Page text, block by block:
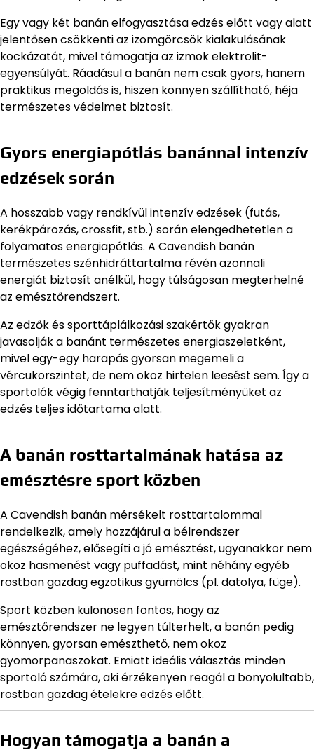
Egy vagy két banán elfogyasztása edzés előtt vagy alatt
jelentősen csökkenti az izomgörcsök kialakulásának
kockázatát, mivel támogatja az izmok elektrolit-
egyensúlyát. Ráadásul a banán nem csak gyors, hanem
praktikus megoldás is, hiszen könnyen szállítható, héja
természetes védelmet biztosít.
Gyors energiapótlás banánnal intenzív
edzések során
A hosszabb vagy rendkívül intenzív edzések (futás,
kerékpározás, crossfit, stb.) során elengedhetetlen a
folyamatos energiapótlás. A Cavendish banán
természetes szénhidráttartalma révén azonnali
energiát biztosít anélkül, hogy túlságosan megterhelné
az emésztőrendszert.
Az edzők és sporttáplálkozási szakértők gyakran
javasolják a banánt természetes energiaszeletként,
mivel egy-egy harapás gyorsan megemeli a
vércukorszintet, de nem okoz hirtelen leesést sem. Így a
sportolók végig fenntarthatják teljesítményüket az
edzés teljes időtartama alatt.
A banán rosttartalmának hatása az
emésztésre sport közben
A Cavendish banán mérsékelt rosttartalommal
rendelkezik, amely hozzájárul a bélrendszer
egészségéhez, elősegíti a jó emésztést, ugyanakkor nem
okoz hasmenést vagy puffadást, mint néhány egyéb
rostban gazdag egzotikus gyümölcs (pl. datolya, füge).
Sport közben különösen fontos, hogy az
emésztőrendszer ne legyen túlterhelt, a banán pedig
könnyen, gyorsan emészthető, nem okoz
gyomorpanaszokat. Emiatt ideális választás minden
sportoló számára, aki érzékenyen reagál a bonyolultabb,
rostban gazdag ételekre edzés előtt.
Hogyan támogatja a banán a